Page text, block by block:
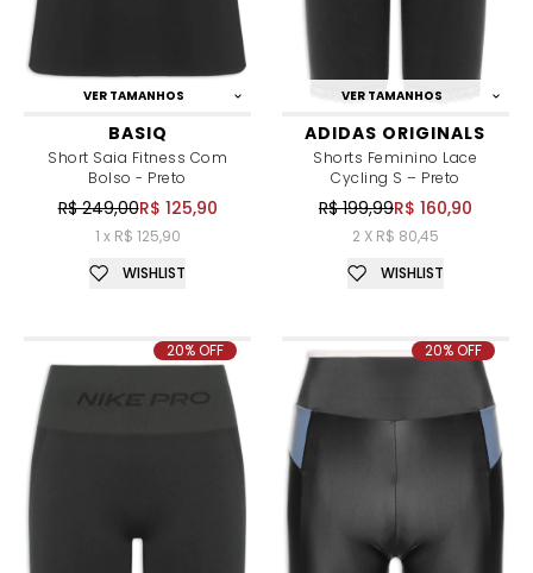
VER TAMANHOS
BASIQ
Short Saia Fitness Com
Bolso - Preto
R$ 249,00R$ 125,90
1 x R$ 125,90
WISHLIST
VER TAMANHOS
ADIDAS ORIGINALS
Shorts Feminino Lace
Cycling S – Preto
R$ 199,99R$ 160,90
2 X R$ 80,45
WISHLIST
20% OFF 20% OFF